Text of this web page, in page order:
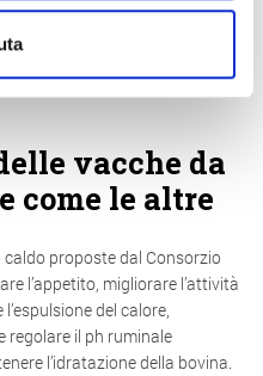
vacche da
come le altre
proposte dal Consorzio
l’appetito, migliorare l’attività
del calore,
regolare il ph ruminale
l’idratazione della bovina.